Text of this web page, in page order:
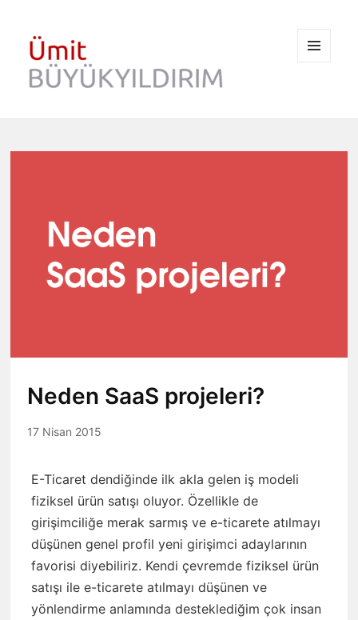
Neden SaaS projeleri?
17 Nisan 2015
E-Ticaret dendiğinde ilk akla gelen iş modeli
fiziksel ürün satışı oluyor. Özellikle de
girişimciliğe merak sarmış ve e-ticarete atılmayı
düşünen genel profil yeni girişimci adaylarının
favorisi diyebiliriz. Kendi çevremde fiziksel ürün
satışı ile e-ticarete atılmayı düşünen ve
yönlendirme anlamında desteklediğim çok insan